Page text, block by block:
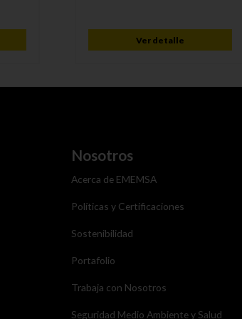
Ver detalle
Nosotros
Acerca de EMEMSA
Políticas y Certificaciones
Sostenibilidad
Portafolio
Trabaja con Nosotros
Seguridad Medio Ambiente y Salud